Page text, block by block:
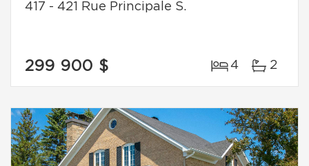
417 - 421 Rue Principale S.
299 900 $ 4 2